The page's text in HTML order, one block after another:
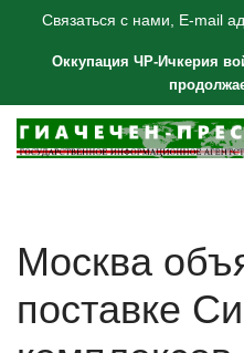
Связаться с нами, E-mail
Оккупация ЧР-Ичкерия
Москва
поставке